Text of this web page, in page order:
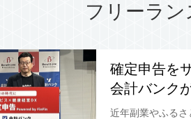
フリーラン
確定申告を
会計バンク
近年副業やふる